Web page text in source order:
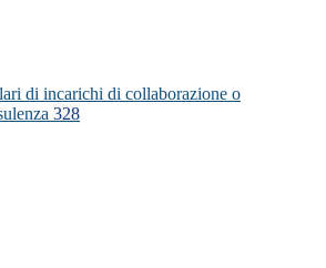
di incarichi di collaborazione o
328